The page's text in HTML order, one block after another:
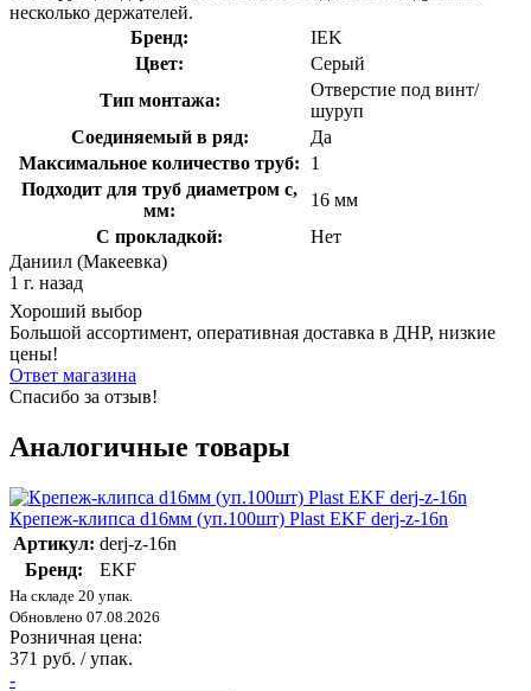
несколько держателей.
Бренд:
IEK
Цвет:
Серый
Тип монтажа:
Отверстие под винт/
шуруп
Соединяемый в ряд:
Да
Максимальное количество труб:
1
Подходит для труб диаметром с,
мм:
16 мм
С прокладкой:
Нет
Даниил (Макеевка)
1 г. назад
Хороший выбор
Большой ассортимент, оперативная доставка в ДНР, низкие
цены!
Ответ магазина
Спасибо за отзыв!
Аналогичные товары
Крепеж-клипса d16мм (уп.100шт) Plast EKF derj-z-16n
Артикул: derj-z-16n
Бренд:
EKF
На складе 20 упак.
Обновлено 07.08.2026
Розничная цена:
371 руб. / упак.
-